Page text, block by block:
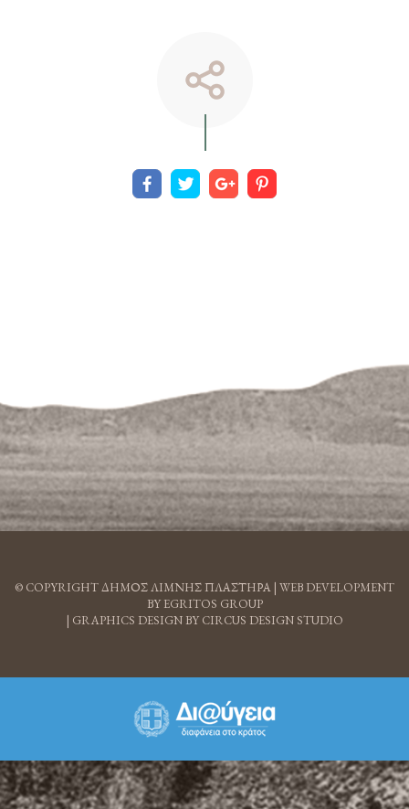
© COPYRIGHT ΔΗΜΟΣ ΛΙΜΝΗΣ ΠΛΑΣΤΗΡΑ | WEB DEVELOPMENT
BY EGRITOS GROUP
| GRAPHICS DESIGN BY CIRCUS DESIGN STUDIO